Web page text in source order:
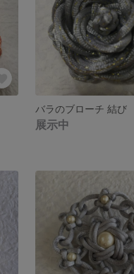
バラのブローチ 結び
展示中